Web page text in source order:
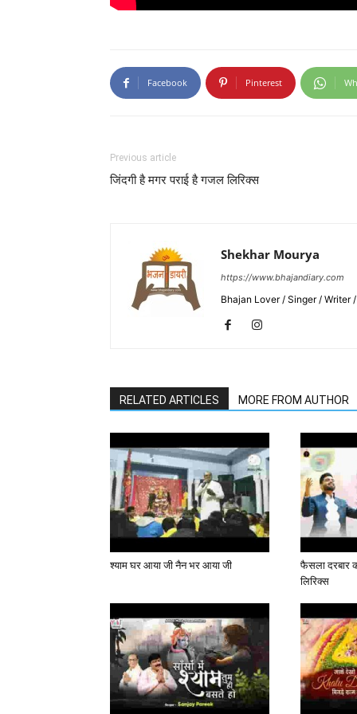
Facebook Pinterest
Previous article
जिंदगी है मगर पराई है गजल लिरिक्स
Shekhar Mourya
https://www.bhajandiary.com
Bhajan Lover / Singer / Writer
RELATED ARTICLES MORE FROM AUTHOR
श्याम घर आया जी नैन भर आया जी
फैसला दरबार
लिरिक्स